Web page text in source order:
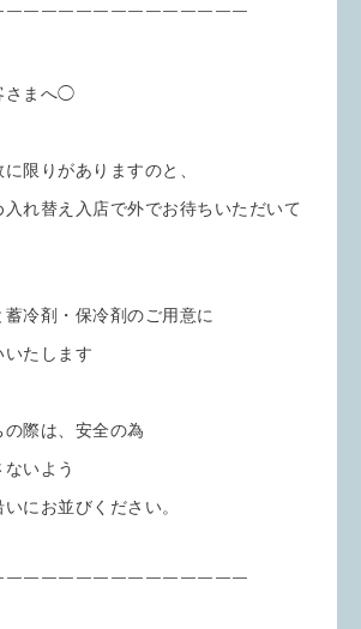
￣￣￣￣￣￣￣￣￣￣￣￣￣
さまへ◯
限りがありますのと、
入れ替え入店で外でお待ちいただいて
蓄冷剤・保冷剤のご用意に
いたします
の際は、安全の為
いよう
にお並びください。
￣￣￣￣￣￣￣￣￣￣￣￣￣